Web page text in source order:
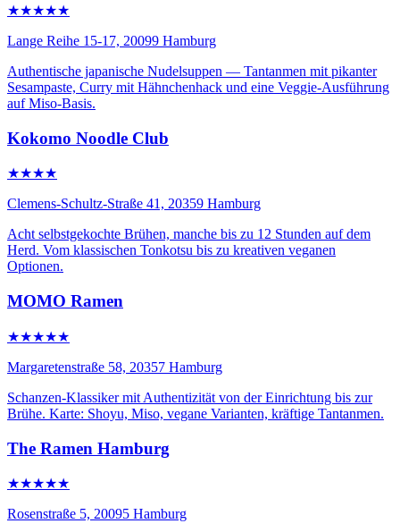
★★★★★
Lange Reihe 15-17, 20099 Hamburg
Authentische japanische Nudelsuppen — Tantanmen mit pikanter
Sesampaste, Curry mit Hähnchenhack und eine Veggie-Ausführung
auf Miso-Basis.
Kokomo Noodle Club
★★★★
Clemens-Schultz-Straße 41, 20359 Hamburg
Acht selbstgekochte Brühen, manche bis zu 12 Stunden auf dem
Herd. Vom klassischen Tonkotsu bis zu kreativen veganen
Optionen.
MOMO Ramen
★★★★★
Margaretenstraße 58, 20357 Hamburg
Schanzen-Klassiker mit Authentizität von der Einrichtung bis zur
Brühe. Karte: Shoyu, Miso, vegane Varianten, kräftige Tantanmen.
The Ramen Hamburg
★★★★★
Rosenstraße 5, 20095 Hamburg